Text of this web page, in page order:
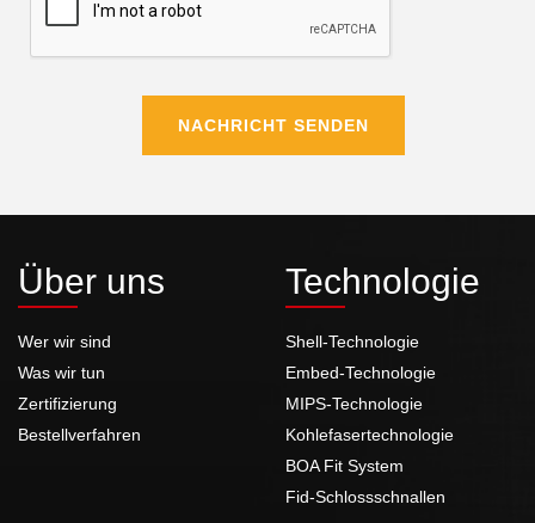
NACHRICHT SENDEN
Über uns
Wer wir sind
Was wir tun
Zertifizierung
Bestellverfahren
Technologie
Shell-Technologie
Embed-Technologie
MIPS-Technologie
Kohlefasertechnologie
BOA Fit System
Fid-Schlossschnallen